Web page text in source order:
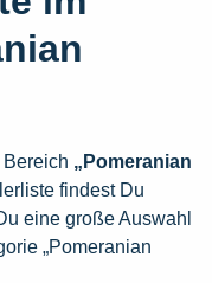
„Pomeranian
findest Du
eine große Auswahl
„Pomeranian